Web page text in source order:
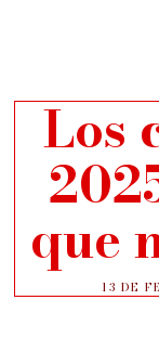
Los
que
13 DE